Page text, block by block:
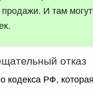
продажи. И там
отказ
кодекса РФ,